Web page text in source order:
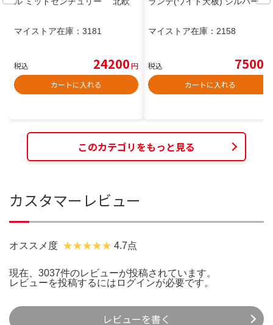
マイストア在庫： 3181
税込 24200円
カートに入れる
マイストア在庫： 2158
税込 7500
カートに入れる
このカテゴリをもっと見る
カスタマーレビュー
オススメ度 4.7点
現在、3037件のレビューが投稿されています。
レビューを投稿するには ログインが必要です。
レビューを書く